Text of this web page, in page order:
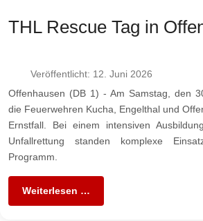
THL Rescue Tag in
Veröffentlicht: 12. Juni 2026
Offenhausen (DB 1) - Am Samstag, den
die Feuerwehren Kucha, Engelthal und
Ernstfall. Bei einem intensiven
Unfallrettung standen komplexe
Programm.
Weiterlesen …